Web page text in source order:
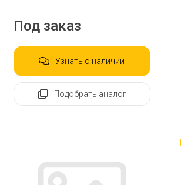
Под заказ
Узнать о наличии
Подобрать аналог